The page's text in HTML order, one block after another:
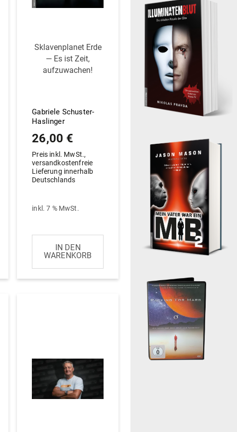
Skla­ven­planet Erde
— Es ist Zeit,
aufzuwachen!
Gabriele Schuster-
Haslinger
26,00 €
Preis inkl. MwSt.,
versandkostenfreie
Lieferung innerhalb
Deutschlands
inkl. 7 % MwSt.
IN DEN
WARENKORB
Optionen
können